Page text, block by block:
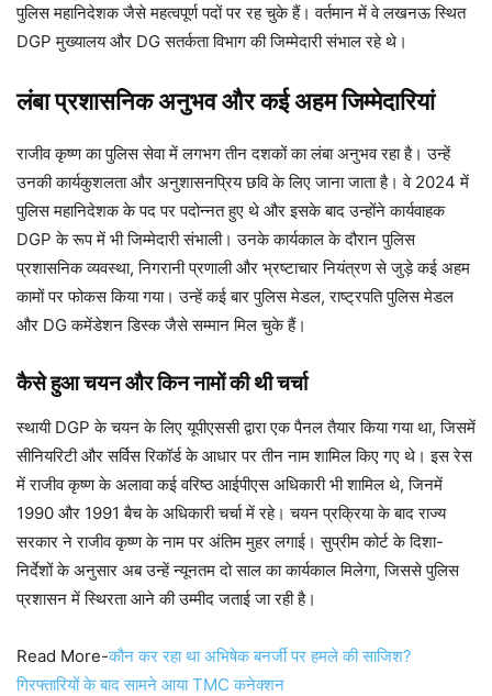
पुलिस महानिदेशक जैसे महत्वपूर्ण पदों पर रह चुके हैं। वर्तमान में वे लखनऊ स्थित
DGP मुख्यालय और DG सतर्कता विभाग की जिम्मेदारी संभाल रहे थे।
लंबा प्रशासनिक अनुभव और कई अहम जिम्मेदारियां
राजीव कृष्ण का पुलिस सेवा में लगभग तीन दशकों का लंबा अनुभव रहा है। उन्हें
उनकी कार्यकुशलता और अनुशासनप्रिय छवि के लिए जाना जाता है। वे 2024 में
पुलिस महानिदेशक के पद पर पदोन्नत हुए थे और इसके बाद उन्होंने कार्यवाहक
DGP के रूप में भी जिम्मेदारी संभाली। उनके कार्यकाल के दौरान पुलिस
प्रशासनिक व्यवस्था, निगरानी प्रणाली और भ्रष्टाचार नियंत्रण से जुड़े कई अहम
कामों पर फोकस किया गया। उन्हें कई बार पुलिस मेडल, राष्ट्रपति पुलिस मेडल
और DG कमेंडेशन डिस्क जैसे सम्मान मिल चुके हैं।
कैसे हुआ चयन और किन नामों की थी चर्चा
स्थायी DGP के चयन के लिए यूपीएससी द्वारा एक पैनल तैयार किया गया था, जिसमें
सीनियरिटी और सर्विस रिकॉर्ड के आधार पर तीन नाम शामिल किए गए थे। इस रेस
में राजीव कृष्ण के अलावा कई वरिष्ठ आईपीएस अधिकारी भी शामिल थे, जिनमें
1990 और 1991 बैच के अधिकारी चर्चा में रहे। चयन प्रक्रिया के बाद राज्य
सरकार ने राजीव कृष्ण के नाम पर अंतिम मुहर लगाई। सुप्रीम कोर्ट के दिशा-
निर्देशों के अनुसार अब उन्हें न्यूनतम दो साल का कार्यकाल मिलेगा, जिससे पुलिस
प्रशासन में स्थिरता आने की उम्मीद जताई जा रही है।
Read More-कौन कर रहा था अभिषेक बनर्जी पर हमले की साजिश?
गिरफ्तारियों के बाद सामने आया TMC कनेक्शन